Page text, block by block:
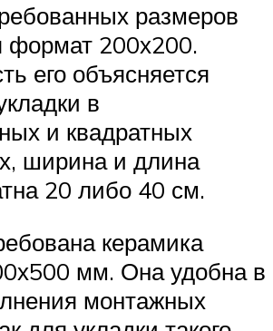
размеров
формат 200х200.
его объясняется
в
и квадратных
ширина и длина
20 либо 40 см.
керамика
мм. Она удобна в
монтажных